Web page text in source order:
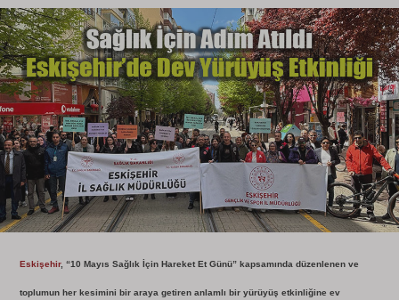
Eskişehir, “10 Mayıs Sağlık İçin Hareket Et Günü” kapsamında düzenlenen ve
toplumun her kesimini bir araya getiren anlamlı bir yürüyüş etkinliğine ev